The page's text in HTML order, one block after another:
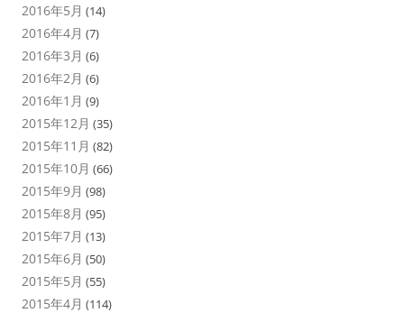
2016年5月 (14)
2016年4月 (7)
2016年3月 (6)
2016年2月 (6)
2016年1月 (9)
2015年12月 (35)
2015年11月 (82)
2015年10月 (66)
2015年9月 (98)
2015年8月 (95)
2015年7月 (13)
2015年6月 (50)
2015年5月 (55)
2015年4月 (114)